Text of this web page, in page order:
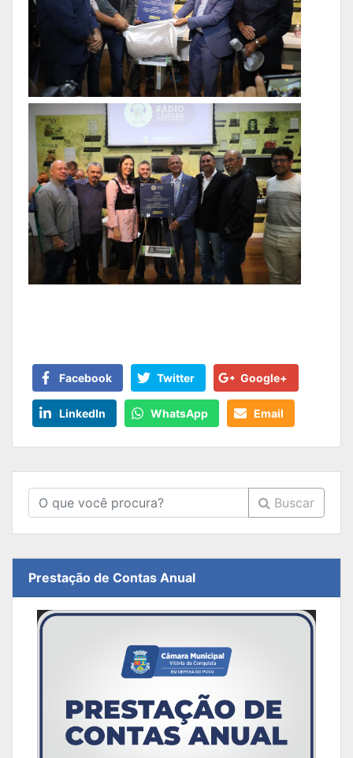
Facebook Twitter Google+
LinkedIn WhatsApp Email
Buscar
Prestação de Contas Anual